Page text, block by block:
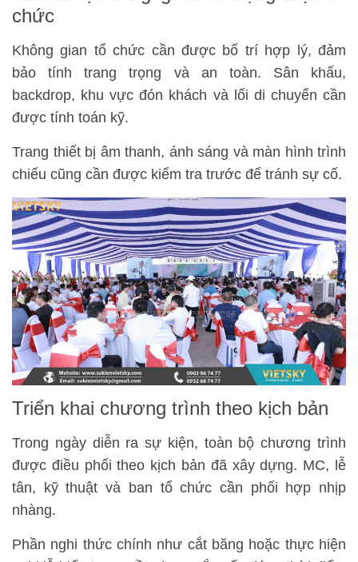
chức
Không gian tổ chức cần được bố trí hợp lý, đảm
bảo tính trang trọng và an toàn. Sân khấu,
backdrop, khu vực đón khách và lối di chuyển cần
được tính toán kỹ.
Trang thiết bị âm thanh, ánh sáng và màn hình trình
chiếu cũng cần được kiểm tra trước để tránh sự cố.
Triển khai chương trình theo kịch bản
Trong ngày diễn ra sự kiện, toàn bộ chương trình
được điều phối theo kịch bản đã xây dựng. MC, lễ
tân, kỹ thuật và ban tổ chức cần phối hợp nhịp
nhàng.
Phần nghi thức chính như cắt băng hoặc thực hiện